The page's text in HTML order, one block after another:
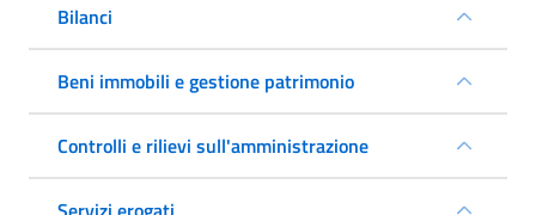
Bilanci
Beni immobili e gestione patrimonio
Controlli e rilievi sull'amministrazione